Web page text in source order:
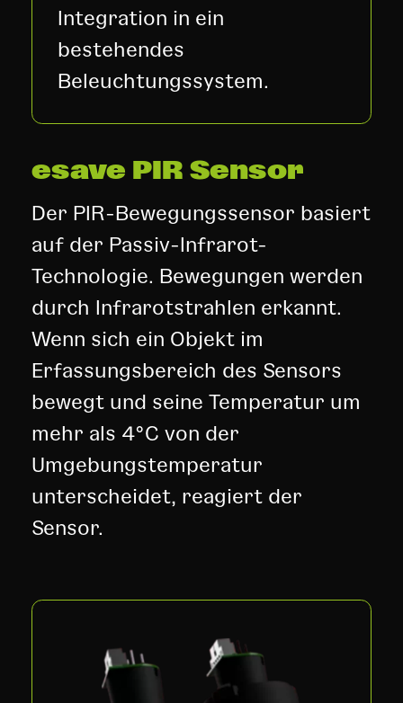
Integration in ein
bestehendes
Beleuchtungssystem.
esave PIR Sensor
Der PIR-Bewegungssensor basiert
auf der Passiv-Infrarot-
Technologie. Bewegungen werden
durch Infrarotstrahlen erkannt.
Wenn sich ein Objekt im
Erfassungsbereich des Sensors
bewegt und seine Temperatur um
mehr als 4°C von der
Umgebungstemperatur
unterscheidet, reagiert der
Sensor.